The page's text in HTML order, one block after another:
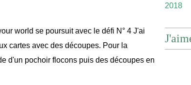
world se poursuit avec le défi N° 4 J'ai
cartes avec des découpes. Pour la
d'un pochoir flocons puis des découpes en
2018